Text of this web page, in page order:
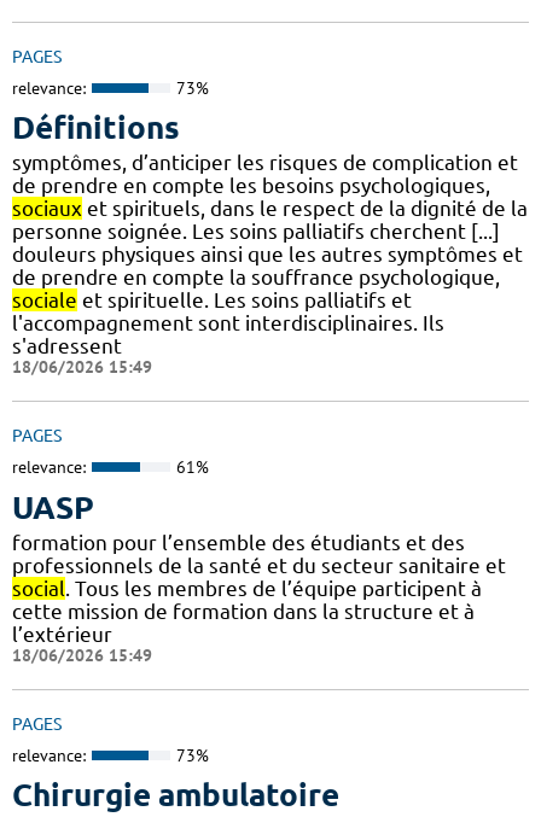
PAGES
relevance: 73%
Définitions
symptômes, d’anticiper les risques de complication et
de prendre en compte les besoins psychologiques,
sociaux et spirituels, dans le respect de la dignité de la
personne soignée. Les soins palliatifs cherchent [...]
douleurs physiques ainsi que les autres symptômes et
de prendre en compte la souffrance psychologique,
sociale et spirituelle. Les soins palliatifs et
l'accompagnement sont interdisciplinaires. Ils
s'adressent
18/06/2026 15:49
PAGES
relevance: 61%
UASP
formation pour l’ensemble des étudiants et des
professionnels de la santé et du secteur sanitaire et
social . Tous les membres de l’équipe participent à
cette mission de formation dans la structure et à
l’extérieur
18/06/2026 15:49
PAGES
relevance: 73%
Chirurgie ambulatoire